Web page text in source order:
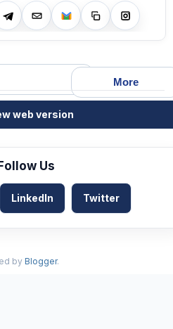
More
web version
Follow Us
LinkedIn Twitter
byBlogger.